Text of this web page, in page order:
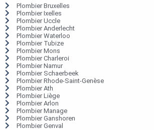
Plombier Bruxelles
Plombier Ixelles
Plombier Uccle
Plombier Anderlecht
Plombier Waterloo
Plombier Tubize
Plombier Mons
Plombier Charleroi
Plombier Namur
Plombier Schaerbeek
Plombier Rhode-Saint-Genèse
Plombier Ath
Plombier Liège
Plombier Arlon
Plombier Manage
Plombier Ganshoren
Plombier Genval